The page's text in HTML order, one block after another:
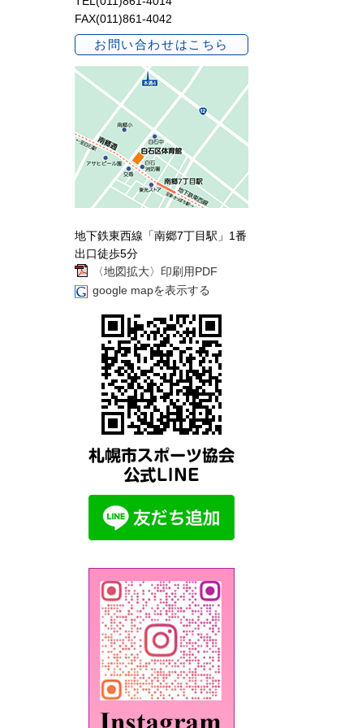
FAX(011)861-4042
お問い合わせはこちら
地下鉄東西線「南郷7丁目駅」1番
出口徒歩5分
〈地図拡大〉印刷用PDF
google mapを表示する